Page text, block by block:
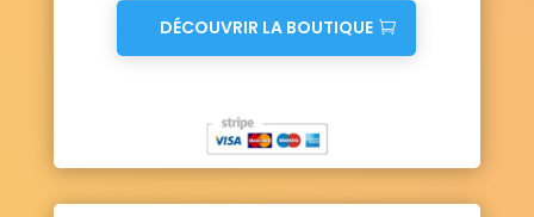
DÉCOUVRIR LA BOUTIQUE